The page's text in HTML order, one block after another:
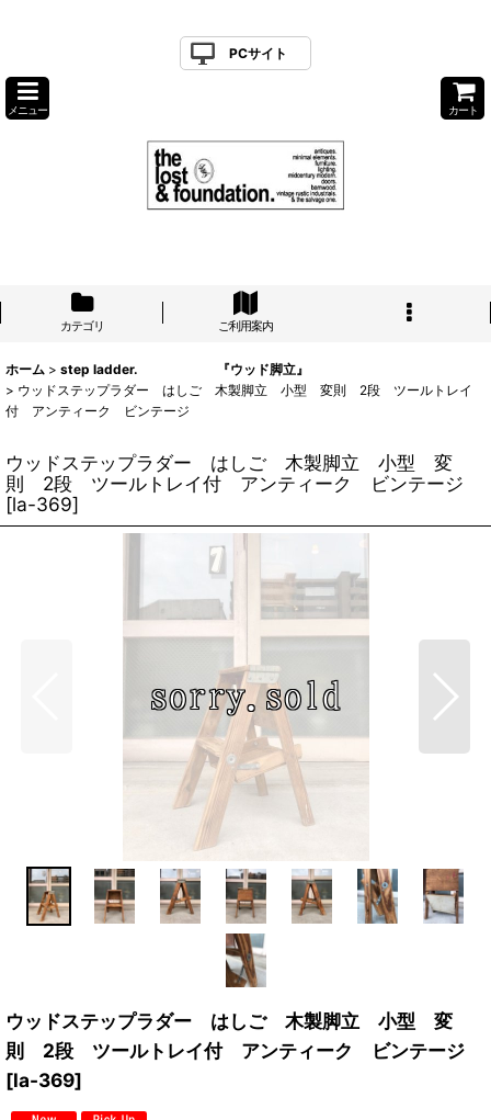
PCサイト
メニュー カート
カテゴリ ご利用案内
ホーム > step ladder. 『ウッド脚立』
> ウッドステップラダー はしご 木製脚立 小型 変則 2段 ツールトレイ
付 アンティーク ビンテージ
ウッドステップラダー はしご 木製脚立 小型 変
則 2段 ツールトレイ付 アンティーク ビンテージ
[la-369]
ウッドステップラダー はしご 木製脚立 小型 変
則 2段 ツールトレイ付 アンティーク ビンテージ
[la-369]